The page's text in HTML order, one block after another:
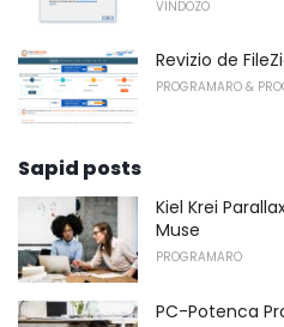
VINDOZO
Revizio de
PROGRAMARO &
Sapid posts
Kiel Krei
Muse
PROGRAMARO
PC-Potenca